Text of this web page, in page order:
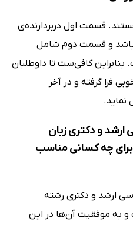
قسمت اول دربردارنده‌ی
و قسمت دوم شامل
کافی‌ست تا داوطلبان
فرا گرفته و در آخر
ارشد و دکتری زبان
چه کسانی مناسب
ارشد و دکتری رشته
و به موفقیت آن‌ها در این